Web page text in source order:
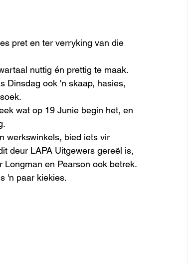
pret en ter verryking van die
nuttig én prettig te maak.
Dinsdag ook 'n skaap, hasies,
wat op 19 Junie begin het, en
werkswinkels, bied iets vir
deur LAPA Uitgewers gereël is,
en Pearson ook betrek.
'n paar kiekies.